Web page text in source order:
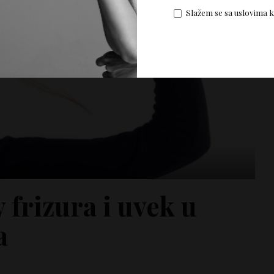
Slažem se sa uslovima
frizura i uvek u